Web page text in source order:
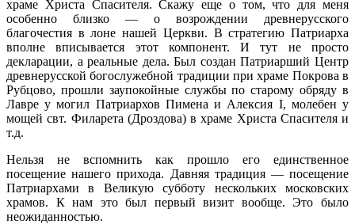
храме Христа Спасителя. Скажу еще о том, что для меня
особенно близко — о возрождении древнерусского
благочестия в лоне нашей Церкви. В стратегию Патриарха
вполне вписывается этот компонент. И тут не просто
декларации, а реальные дела. Был создан Патриарший Центр
древнерусской богослужебной традиции при храме Покрова в
Рубцово, прошли заупокойные службы по старому обряду в
Лавре у могил Патриархов Пимена и Алексия I, молебен у
мощей свт. Филарета (Дроздова) в храме Христа Спасителя и
т.д.
Нельзя не вспомнить как прошло его единственное
посещение нашего прихода. Давняя традиция — посещение
Патриархами в Великую субботу нескольких московских
храмов. К нам это был первый визит вообще. Это было
неожиданностью.